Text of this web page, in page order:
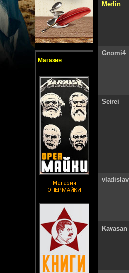
Магазин
Магазин
ОПЕРМАЙКИ
Merlin
Gnomi4
Seirei
vladislav
Kavasan